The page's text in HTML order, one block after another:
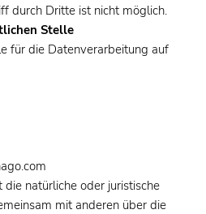
durch Dritte ist nicht möglich.
Stelle
für die Datenverarbeitung auf
natürliche oder juristische
mit anderen über die